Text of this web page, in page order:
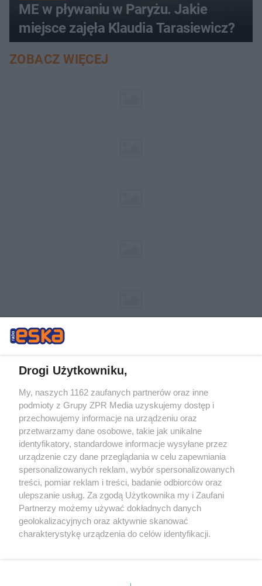
ME w pływaniu w Paryżu. Jakie
miejsce zajęła Klaudia Tarasiewicz?
ZOBACZ WIĘCEJ
Żaden utwór zamieszczony w serwisie nie może być powielany i
rozpowszechniany lub dalej rozpowszechniany w jakikolwiek sposób (w
tym także elektroniczny lub mechaniczny) na jakimkolwiek polu
eksploatacji w jakiejkolwiek formie, włącznie z umieszczaniem w
Internecie bez pisemnej zgody właściciela praw. Jakiekolwiek użycie lub
wykorzystanie utworów w całości lub w części z naruszeniem prawa,
tzn. bez właściwej zgody, jest zabronione pod groźbą kary i może być
ścigane prawnie.
Drogi Użytkowniku,
My, naszych 1162 zaufanych partnerów oraz inne
podmioty z Grupy ZPR Media uzyskujemy dostęp i
przechowujemy informacje na urządzeniu oraz
przetwarzamy dane osobowe, takie jak unikalne
identyfikatory, standardowe informacje wysyłane przez
urządzenie czy dane przeglądania w celu zapewniania
spersonalizowanych reklam, wybór spersonalizowanych
treści, pomiar reklam i treści, badanie odbiorców oraz
ulepszanie usług. Za zgodą Użytkownika my i Zaufani
Partnerzy możemy używać dokładnych danych
geolokalizacyjnych oraz aktywnie skanować
charakterystykę urządzenia do celów identyfikacji.